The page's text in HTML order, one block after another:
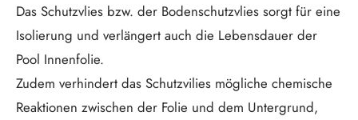
Das Schutzvlies bzw. der Bodenschutzvlies sorgt für eine
Isolierung und verlängert auch die Lebensdauer der
Pool Innenfolie.
Zudem verhindert das Schutzvilies mögliche chemische
Reaktionen zwischen der Folie und dem Untergrund,